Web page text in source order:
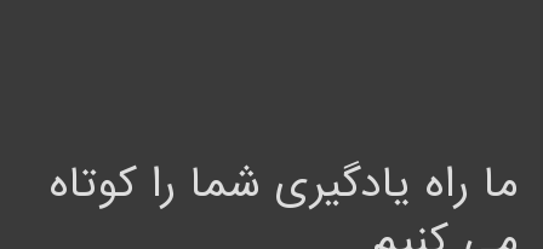
ما راه یادگیری شما را کوتاه